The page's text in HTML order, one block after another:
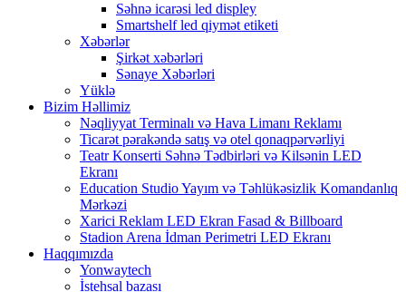
Səhnə icarəsi led displey
Smartshelf led qiymət etiketi
Xəbərlər
Şirkət xəbərləri
Sənaye Xəbərləri
Yüklə
Bizim Həllimiz
Nəqliyyat Terminalı və Hava Limanı Reklamı
Ticarət pərakəndə satış və otel qonaqpərvərliyi
Teatr Konserti Səhnə Tədbirləri və Kilsənin LED
Ekranı
Education Studio Yayım və Təhlükəsizlik Komandanlıq
Mərkəzi
Xarici Reklam LED Ekran Fasad & Billboard
Stadion Arena İdman Perimetri LED Ekranı
Haqqımızda
Yonwaytech
İstehsal bazası